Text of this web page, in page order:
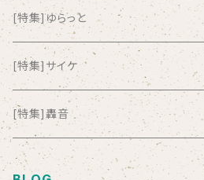
ANYO
And Summer Club
anticlockwise
Aysula
[特集]ゆらっと
[特集]サイケ
[特集]轟音